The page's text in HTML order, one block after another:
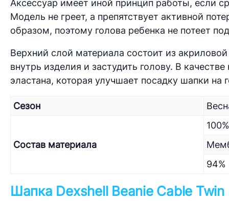
Аксессуар имеет иной принцип работы, если
Модель не греет, а препятствует активной
образом, поэтому голова ребенка не потеет
Верхний слой материала состоит из
внутрь изделия и застудить голову. В
эластана, которая улучшает посадку шапки на
Сезон
Состав материала
94%
Шапка Dexshell Beanie Cable